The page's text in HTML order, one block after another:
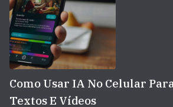
Como Usar IA No Celular
Textos E Vídeos